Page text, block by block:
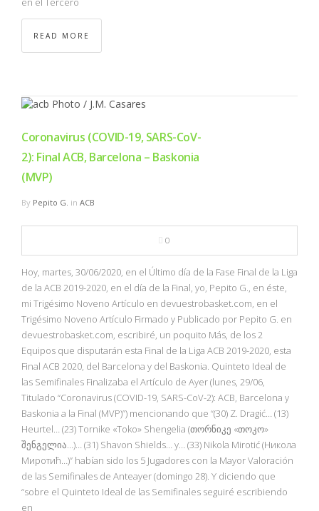
READ MORE
Coronavirus (COVID-19, SARS-CoV-
2): Final ACB, Barcelona – Baskonia
(MVP)
By Pepito G. in ACB
0
Hoy, martes, 30/06/2020, en el Último día de la Fase Final de la Liga
de la ACB 2019-2020, en el día de la Final, yo, Pepito G., en éste,
mi Trigésimo Noveno Artículo en devuestrobasket.com, en el
Trigésimo Noveno Artículo Firmado y Publicado por Pepito G. en
devuestrobasket.com, escribiré, un poquito Más, de los 2
Equipos que disputarán esta Final de la Liga ACB 2019-2020, esta
Final ACB 2020, del Barcelona y del Baskonia. Quinteto Ideal de
las Semifinales Finalizaba el Artículo de Ayer (lunes, 29/06,
Titulado “Coronavirus (COVID-19, SARS-CoV-2): ACB, Barcelona y
Baskonia a la Final (MVP)”) mencionando que “(30) Z. Dragić… (13)
Heurtel… (23) Tornike «Toko» Shengelia (თორნიკე «თოკო»
შენგელია…)… (31) Shavon Shields… y… (33) Nikola Mirotić (Никола
Миротић…)” habían sido los 5 Jugadores con la Mayor Valoración
de las Semifinales de Anteayer (domingo 28). Y diciendo que
“sobre el Quinteto Ideal de las Semifinales seguiré escribiendo
en